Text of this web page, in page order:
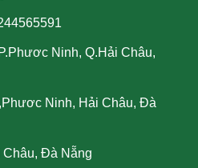
Ninh, Q.Hải Châu,
Ninh, Hải Châu, Đà
Đà Nẵng